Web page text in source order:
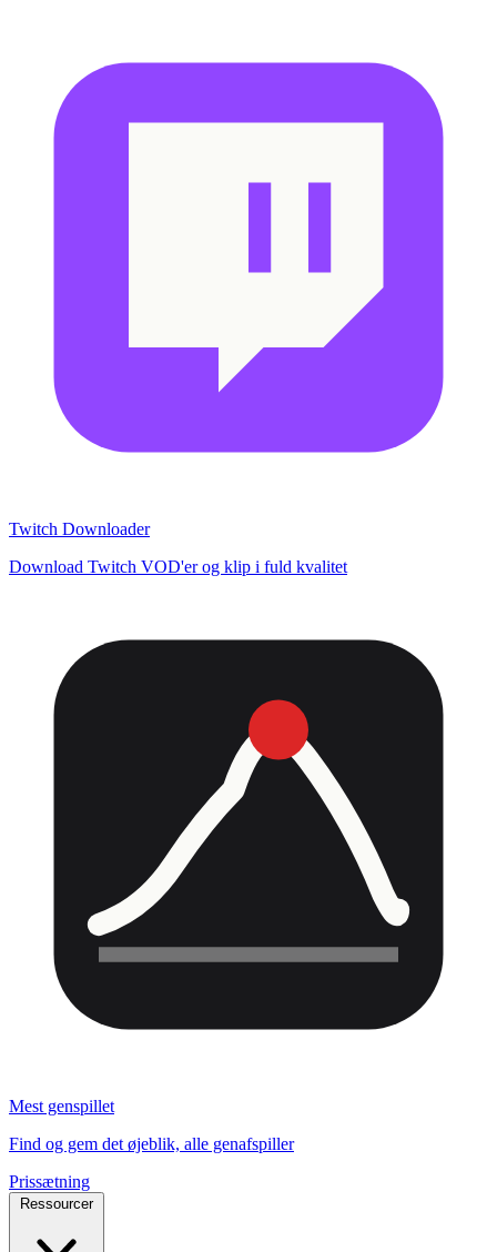
Twitch Downloader
Download Twitch VOD'er og klip i fuld kvalitet
Mest genspillet
Find og gem det øjeblik, alle genafspiller
Prissætning
Ressourcer